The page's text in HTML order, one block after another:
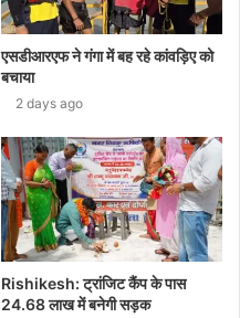
एसडीआरएफ ने गंगा में बह रहे कांवड़िए को
बचाया
2 days ago
Rishikesh: ट्रांजिट कैंप के पास
24.68 लाख में बनेगी सड़क